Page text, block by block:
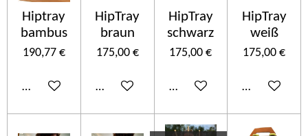
Hiptray
bambus
190,77 €
In den Warenkorb
HipTray
braun
175,00 €
In den Warenkorb
HipTray
schwarz
175,00 €
In den Warenkorb
HipTray
weiß
175,00 €
In den